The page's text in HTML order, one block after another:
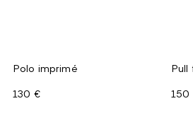
Polo imprimé
130 €
Pull
150